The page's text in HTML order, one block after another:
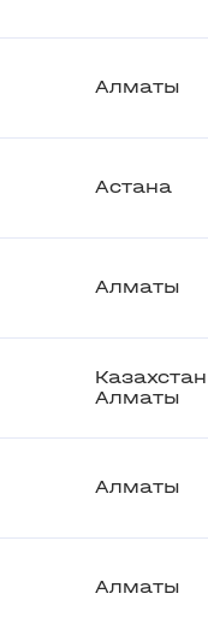
Алматы
Астана
Алматы
Алматы
Алматы
Алматы